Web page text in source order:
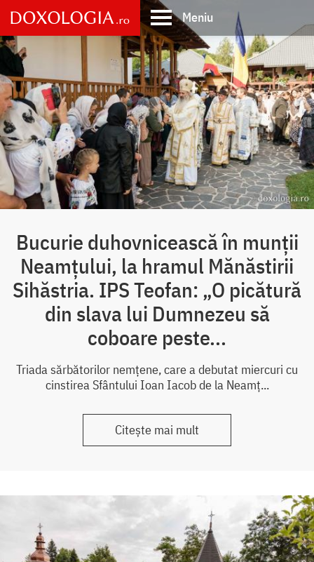
Skip
to
main
content
Meniu
Main
navigation
Bucurie duhovnicească în munții
Neamțului, la hramul Mănăstirii
Sihăstria. IPS Teofan: „O picătură
din slava lui Dumnezeu să
coboare peste...
Triada sărbătorilor nemțene, care a debutat miercuri cu
cinstirea Sfântului Ioan Iacob de la Neamț...
Citește mai mult